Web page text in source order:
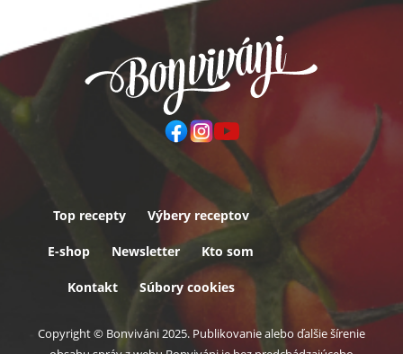
Päta
Top recepty Výbery receptov
E-shop Newsletter Kto som
Kontakt Súbory cookies
Copyright © Bonviváni 2025. Publikovanie alebo ďalšie šírenie